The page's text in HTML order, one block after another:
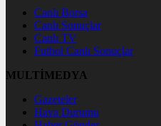
Canlı Borsa
Canlı Sonuçlar
Canlı TV
Futbol Canlı Sonuçlar
MULTİMEDYA
Gazeteler
Hava Durumu